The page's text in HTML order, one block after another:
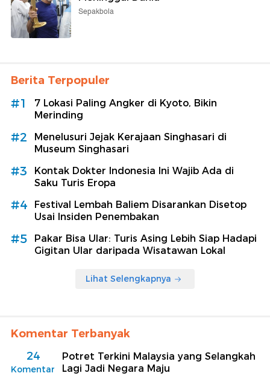
Sepakbola
Berita Terpopuler
#1
7 Lokasi Paling Angker di Kyoto, Bikin
Merinding
#2
Menelusuri Jejak Kerajaan Singhasari di
Museum Singhasari
#3
Kontak Dokter Indonesia Ini Wajib Ada di
Saku Turis Eropa
#4
Festival Lembah Baliem Disarankan Disetop
Usai Insiden Penembakan
#5
Pakar Bisa Ular: Turis Asing Lebih Siap Hadapi
Gigitan Ular daripada Wisatawan Lokal
Lihat Selengkapnya
Komentar Terbanyak
24
Komentar
Potret Terkini Malaysia yang Selangkah
Lagi Jadi Negara Maju